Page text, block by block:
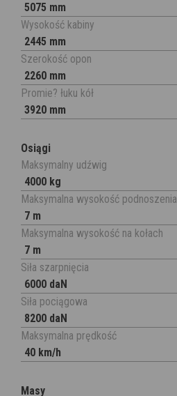
5075 mm
Wysokość kabiny
2445 mm
Szerokość opon
2260 mm
Promie? łuku kół
3920 mm
Osiągi
Maksymalny udźwig
4000 kg
Maksymalna wysokość podnoszenia
7 m
Maksymalna wysokość na kołach
7 m
Siła szarpnięcia
6000 daN
Siła pociągowa
8200 daN
Maksymalna prędkość
40 km/h
Masy